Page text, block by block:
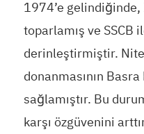
1974’e
toparlamış ve
derinleştirmiştir.
donanmasının
sağlamıştır. Bu
karşı özgüvenini